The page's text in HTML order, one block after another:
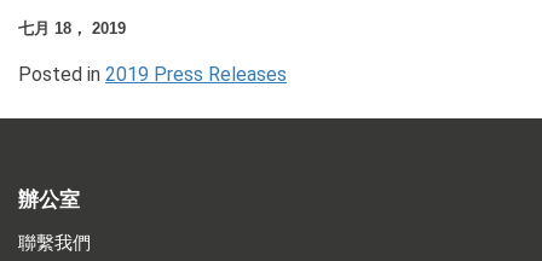
七月 18， 2019
Posted in 2019 Press Releases
辦公室
聯繫我們